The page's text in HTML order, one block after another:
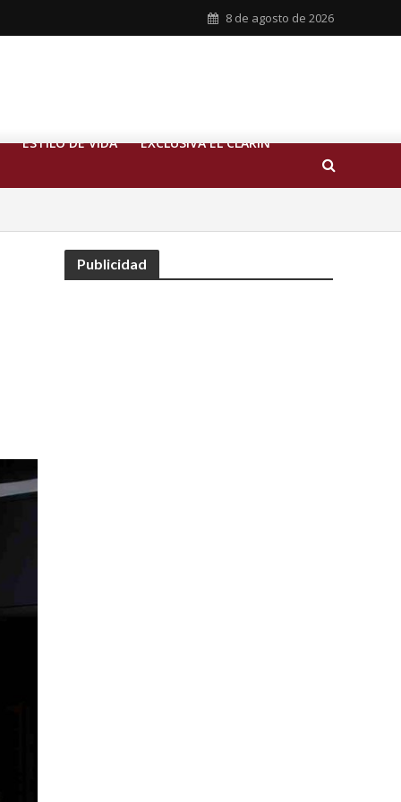
8 de agosto de 2026
ESTILO DE VIDA EXCLUSIVA EL CLARIN
Publicidad